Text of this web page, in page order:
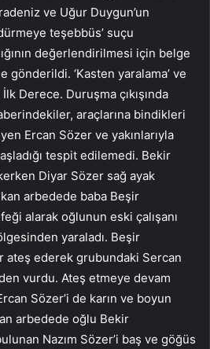
ve Uğur Duygun’un
teşebbüs’ suçu
değerlendirilmesi için belge
gönderildi. ‘Kasten yaralama’ ve
İlk Derece. Duruşma çıkışında
araçlarına bindikleri
Ercan Sözer ve yakınlarıyla
tespit edilemedi. Bekir
Diyar Sözer sağ ayak
arbedede baba Beşir
alarak oğlunun eski çalışanı
yaraladı. Beşir
ateş ederek grubundaki Sercan
vurdu. Ateş etmeye devam
Sözer’i de karın ve boyun
arbedede oğlu Bekir
Nazım Sözer’i baş ve göğüs